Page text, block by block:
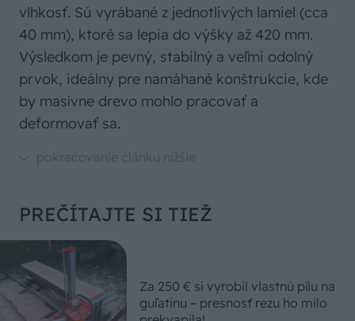
vlhkosť. Sú vyrábané z jednotlivých lamiel (cca
40 mm), ktoré sa lepia do výšky až 420 mm.
Výsledkom je pevný, stabilný a veľmi odolný
prvok, ideálny pre namáhané konštrukcie, kde
by masívne drevo mohlo pracovať a
deformovať sa.
PREČÍTAJTE SI TIEŽ
Za 250 € si vyrobil vlastnú pílu na
guľatinu – presnosť rezu ho milo